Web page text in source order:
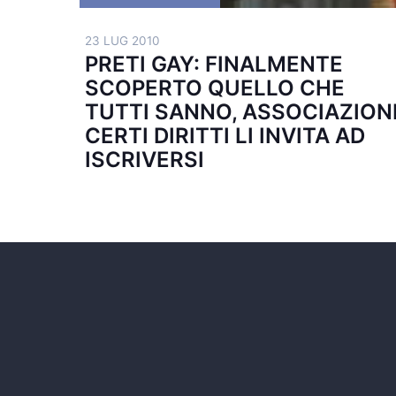
23 LUG 2010
PRETI GAY: FINALMENTE
SCOPERTO QUELLO CHE
TUTTI SANNO,
CERTI DIRITTI LI INVITA AD
ISCRIVERSI